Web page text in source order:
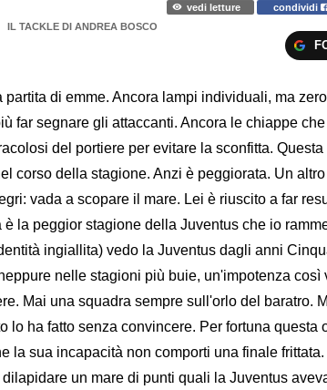
vedi letture condividi
IL TACKLE DI ANDREA BOSCO
di emme. Ancora lampi individuali, ma
far segnare gli attaccanti. Ancora le chiappe
del portiere per evitare la sconfitta.
corso della stagione. Anzi è peggiorata. Un
vada a scopare il mare. Lei è riuscito a far
è la peggior stagione della Juventus che io
ingiallita) vedo la Juventus dagli anni
nelle stagioni più buie, un'impotenza così
Mai una squadra sempre sull'orlo del baratro.
lo ha fatto senza convincere. Per fortuna questa
la sua incapacità non comporti una finale frittata.
un mare di punti quali la Juventus